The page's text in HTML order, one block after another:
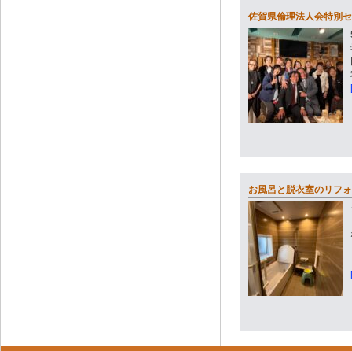
佐賀県倫理法人会特別
お風呂と脱衣室のリフ